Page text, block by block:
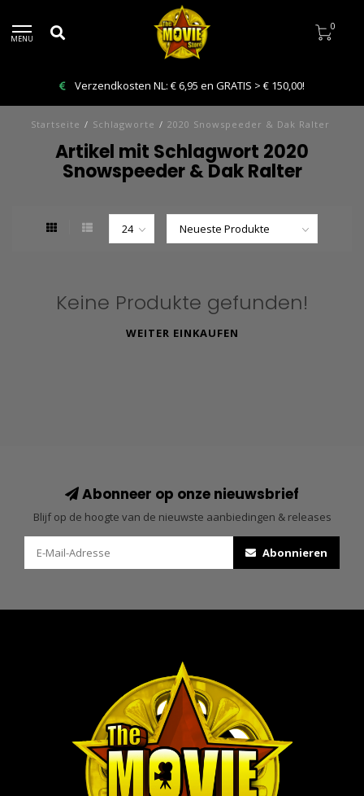
MENU
0
Verzendkosten NL: € 6,95 en GRATIS > € 150,00!
Startseite / Schlagworte / 2020 Snowspeeder & Dak Ralter
Artikel mit Schlagwort 2020
Snowspeeder & Dak Ralter
Keine Produkte gefunden!
WEITER EINKAUFEN
Abonneer op onze nieuwsbrief
Blijf op de hoogte van de nieuwste aanbiedingen & releases
Abonnieren